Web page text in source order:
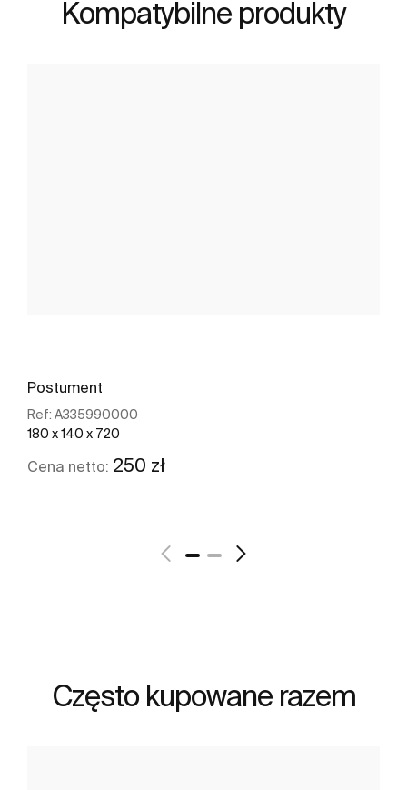
Kompatybilne produkty
Postument
Ref: A335990000
180 x 140 x 720
Cena netto: 250 zł
Często kupowane razem